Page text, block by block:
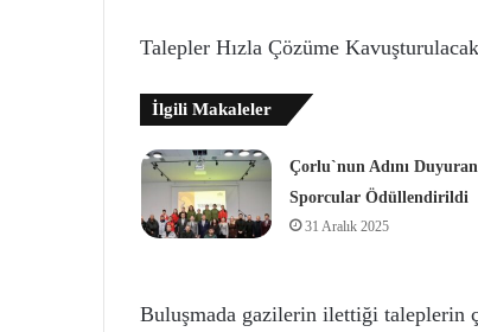
Talepler Hızla Çözüme Kavuşturulacak
İlgili Makaleler
Çorlu`nun Adını Duyuran
Sporcular Ödüllendirildi
31 Aralık 2025
Buluşmada gazilerin ilettiği taleplerin